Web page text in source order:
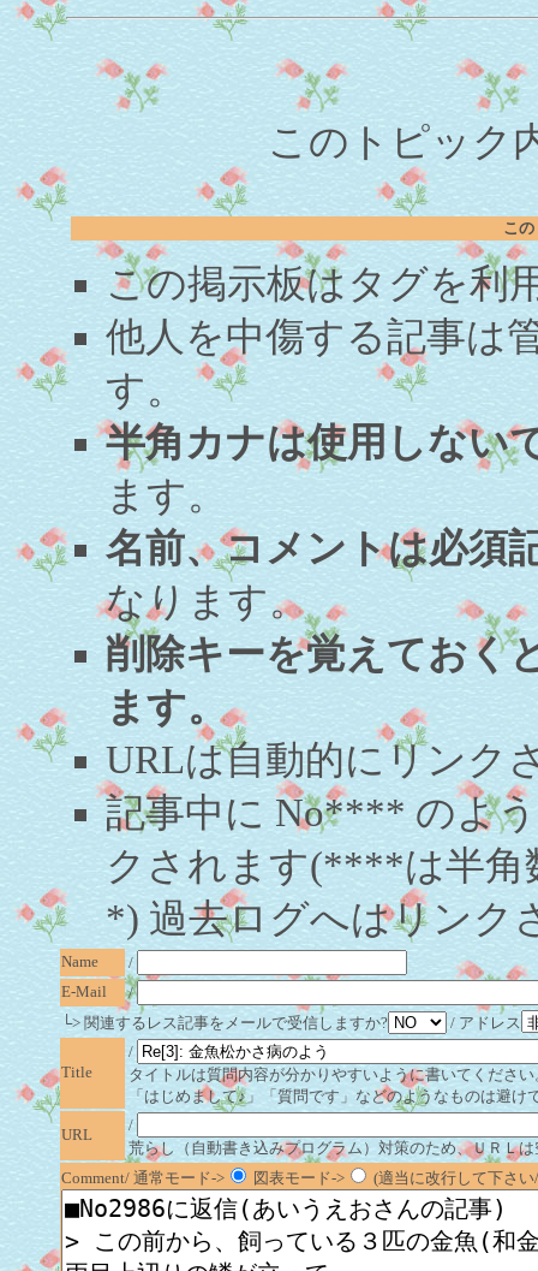
このトピック
こ
この掲示板はタグを利
他人を中傷する記事は
す。
半角カナは使用しない
ます。
名前、コメントは必須
なります。
削除キーを覚えておく
ます。
URLは自動的にリンク
記事中に No**** のよ
クされます(****は半角
*) 過去ログへはリンク
Name
/
E-Mail
/
└> 関連するレス記事をメールで受信しますか?
/ アドレス
Title
/
タイトルは質問内容が分かりやすいように書いてください
「はじめまして♪」「質問です」などのようなものは避け
URL
/
荒らし（自動書き込みプログラム）対策のため、ＵＲＬ
Comment/ 通常モード->
図表モード-> (適当に改行して下さ